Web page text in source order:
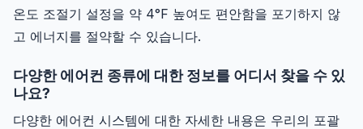
온도 조절기 설정을 약 4°F 높여도 편안함을 포기하지 않
고 에너지를 절약할 수 있습니다.
다양한 에어컨 종류에 대한 정보를 어디서 찾을 수 있
나요?
다양한 에어컨 시스템에 대한 자세한 내용은 우리의 포괄